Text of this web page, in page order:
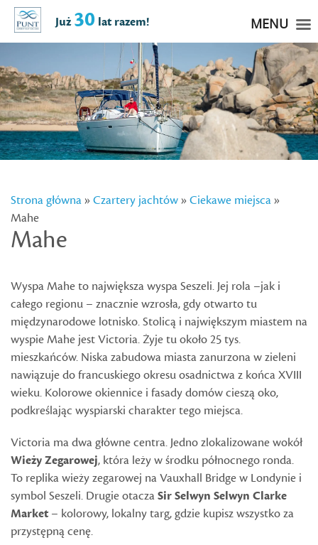
Strona główna»Czartery jachtów»Ciekawe miejsca»
Mahe
Mahe
Wyspa Mahe to największa wyspa Seszeli. Jej rola –jak i
całego regionu – znacznie wzrosła, gdy otwarto tu
międzynarodowe lotnisko. Stolicą i największym miastem na
wyspie Mahe jest Victoria. Żyje tu około 25 tys.
mieszkańców. Niska zabudowa miasta zanurzona w zieleni
nawiązuje do francuskiego okresu osadnictwa z końca XVIII
wieku. Kolorowe okiennice i fasady domów cieszą oko,
podkreślając wyspiarski charakter tego miejsca.
Victoria ma dwa główne centra. Jedno zlokalizowane wokół
Wieży Zegarowej, która leży w środku północnego ronda.
To replika wieży zegarowej na Vauxhall Bridge w Londynie i
symbol Seszeli. Drugie otaczaSir Selwyn Selwyn Clarke
Market– kolorowy, lokalny targ, gdzie kupisz wszystko za
przystępną cenę.
Już30 lat razem! MENU